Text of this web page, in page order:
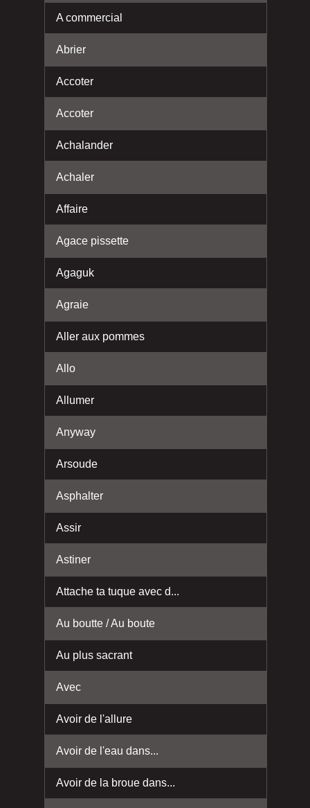
A commercial
Abrier
Accoter
Accoter
Achalander
Achaler
Affaire
Agace pissette
Agaguk
Agraie
Aller aux pommes
Allo
Allumer
Anyway
Arsoude
Asphalter
Assir
Astiner
Attache ta tuque avec d...
Au boutte / Au boute
Au plus sacrant
Avec
Avoir de l'allure
Avoir de l'eau dans...
Avoir de la broue dans...